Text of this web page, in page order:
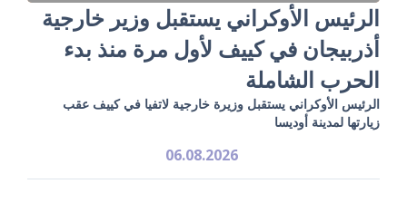
الرئيس الأوكراني يستقبل وزير خارجية
أذربيجان في كييف لأول مرة منذ بدء
الحرب الشاملة
الرئيس الأوكراني يستقبل وزيرة خارجية لاتفيا في كييف عقب
زيارتها لمدينة أوديسا
06.08.2026